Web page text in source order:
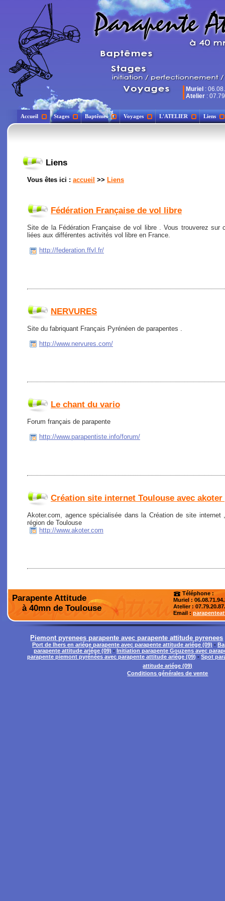
Muriel :
Atelier :
Accueil Stages Baptêmes Voyages L'ATELIER Liens
Liens
Vous êtes ici : accueil >> Liens
Fédération Française de vol libre
Site de la Fédération Française de vol libre . Vous trouverez sur
liées aux différentes activités vol libre en France.
http://federation.ffvl.fr/
NERVURES
Site du fabriquant Français Pyrénéen de parapentes .
http://www.nervures.com/
Le chant du vario
Forum français de parapente
http://www.parapentiste.info/forum/
Création site internet Toulouse avec
Akoter.com, agence spécialisée dans la Création de site
région de Toulouse
http://www.akoter.com
Parapente Attitude
à 40mn de Toulouse
Téléphone :
Muriel :
Atelier:
Email :
Piemont pyrenees parapente avec parapente attitude pyrenees
Port de lhers en ariége parapente avec parapente attitude ariége (09) -
parapente attitude ariége (09) - Initiation parapente Gouzens avec
parapente piemont pyrénées avec parapente attitude ariége (09) -Spot
attitude ariége (09)
Conditions générales de vente